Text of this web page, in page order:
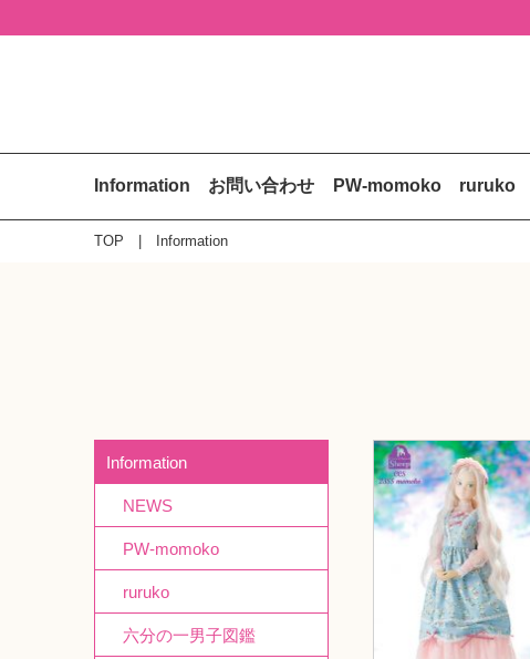
Information お問い合わせ PW-momoko ruruko
TOP Information
Information
NEWS
PW-momoko
ruruko
六分の一男子図鑑